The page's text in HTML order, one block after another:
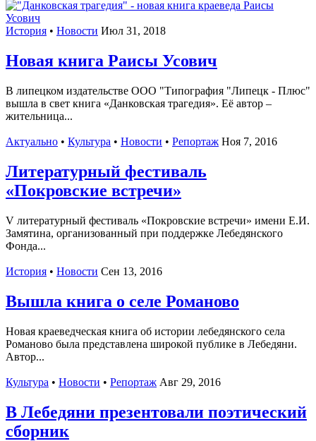
История • Новости Июл 31, 2018
Новая книга Раисы Усович
В липецком издательстве ООО "Типография "Липецк - Плюс"
вышла в свет книга «Данковская трагедия». Её автор –
жительница...
Актуально • Культура • Новости • Репортаж Ноя 7, 2016
Литературный фестиваль
«Покровские встречи»
V литературный фестиваль «Покровские встречи» имени Е.И.
Замятина, организованный при поддержке Лебедянского
Фонда...
История • Новости Сен 13, 2016
Вышла книга о селе Романово
Новая краеведческая книга об истории лебедянского села
Романово была представлена широкой публике в Лебедяни.
Автор...
Культура • Новости • Репортаж Авг 29, 2016
В Лебедяни презентовали поэтический
сборник